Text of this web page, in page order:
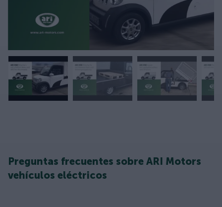
Preguntas frecuentes sobre ARI Motors
vehículos eléctricos